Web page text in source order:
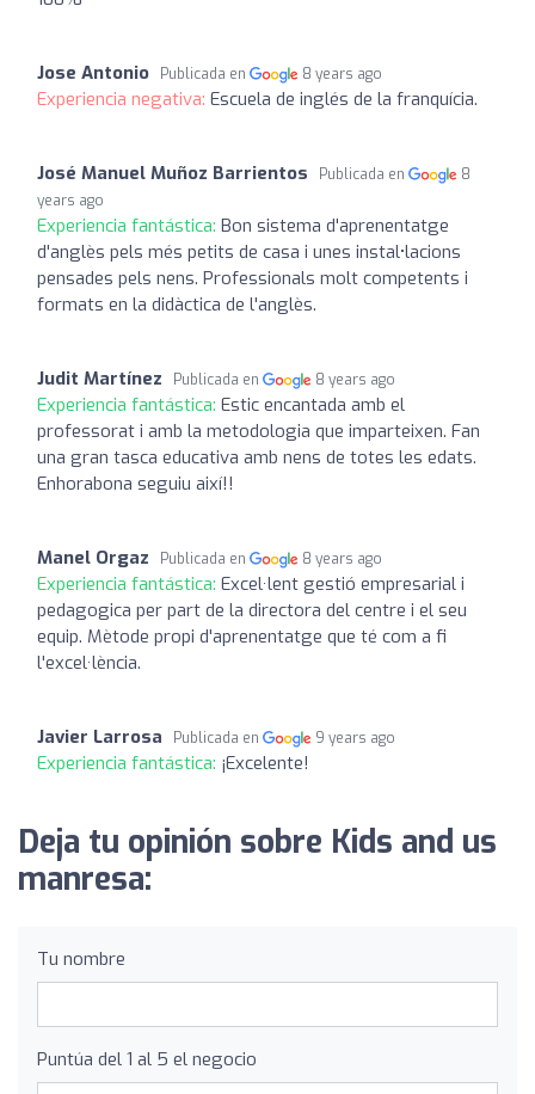
Jose Antonio Publicada en 8 years ago
Experiencia negativa: Escuela de inglés de la franquícia.
José Manuel Muñoz Barrientos Publicada en
8
years ago
Experiencia fantástica: Bon sistema d'aprenentatge
d'anglès pels més petits de casa i unes instal•lacions
pensades pels nens. Professionals molt competents i
formats en la didàctica de l'anglès.
Judit Martínez Publicada en 8 years ago
Experiencia fantástica: Estic encantada amb el
professorat i amb la metodologia que imparteixen. Fan
una gran tasca educativa amb nens de totes les edats.
Enhorabona seguiu així!!
Manel Orgaz Publicada en 8 years ago
Experiencia fantástica: Excel·lent gestió empresarial i
pedagogica per part de la directora del centre i el seu
equip. Mètode propi d'aprenentatge que té com a fi
l'excel·lència.
Javier Larrosa Publicada en 9 years ago
Experiencia fantástica: ¡Excelente!
Deja tu opinión sobre Kids and us
manresa:
Tu nombre
Puntúa del 1 al 5 el negocio